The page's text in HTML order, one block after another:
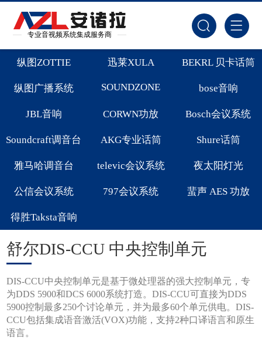
专业音视频系统集成服务商
纵图ZOTTIE 迅莱XULA BEKRL 贝卡话筒
纵图广播系统 SOUNDZONE bose音响
JBL音响 CORWN功放 Bosch会议系统
Soundcraft调音台 AKG专业话筒 Shure话筒
雅马哈调音台 televic会议系统 夜太阳灯光
公信会议系统 797会议系统 蜚声 AES 功放
得胜Taksta音响
舒尔DIS-CCU 中央控制单元
DIS-CCU中央控制单元是基于微处理器的强大控制单元，专
为DDS 5900和DCS 6000系统打造。DIS-CCU可直接为DDS
5900控制最多250个讨论单元，并为最多60个单元供电。DIS-
CCU包括集成语音激活(VOX)功能，支持2种口译语言和原生
语言。